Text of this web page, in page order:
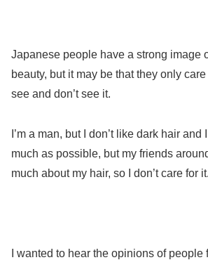
Japanese people have a strong image
beauty, but it may be that they only
see and don’t see it.
I’m a man, but I don’t like dark hair and
much as possible, but my friends
much about my hair, so I don’t care for it.
I wanted to hear the opinions of people